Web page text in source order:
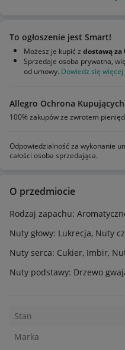
To ogłoszenie jest Smart!
Możesz je kupić z dostawą za
Sprzedaje osoba prywatna,
od umowy. Dowiedz się więcej
Allegro Ochrona Kupujących
100% zakupów ze zwrotem
Odpowiedzialność za wykonanie
całości osoba sprzedająca.
O przedmiocie
Rodzaj zapachu:
Nuty głowy: Lukrecja, Nuty
Nuty serca: Cukier, Imbir,
Nuty podstawy: Drzewo
Stan
Marka